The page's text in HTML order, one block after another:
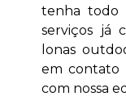
tenha todo
serviços já
lonas
em contato
com nossa